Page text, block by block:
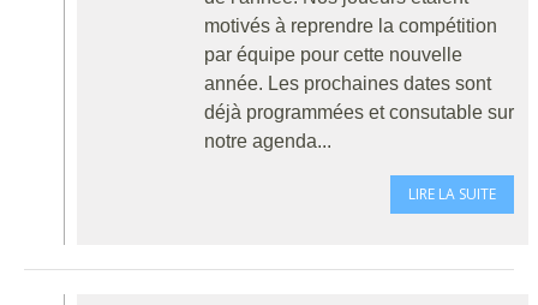
motivés à reprendre la compétition
par équipe pour cette nouvelle
année. Les prochaines dates sont
déjà programmées et consutable sur
notre agenda...
LIRE LA SUITE